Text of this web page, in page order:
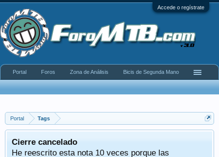
Accede o regístrate
Portal Tags
Cierre cancelado
He reescrito esta nota 10 veces porque las
Portal Foros Zona de Análisis Bicis de Segunda Mano